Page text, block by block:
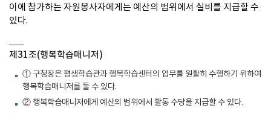
이에 참가하는 자원봉사자에게는 예산의 범위에서 실비를 지급할 수
있다.
제31조(행복학습매니저)
① 구청장은 평생학습관과 행복학습센터의 업무를 원활히 수행하기 위하여
행복학습매니저를 둘 수 있다.
② 행복학습매니저에게 예산의 범위에서 활동 수당을 지급할 수 있다.